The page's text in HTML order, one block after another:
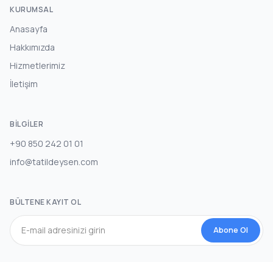
KURUMSAL
Anasayfa
Hakkımızda
Hizmetlerimiz
İletişim
BILGILER
+90 850 242 01 01
info@tatildeysen.com
BÜLTENE KAYIT OL
Abone Ol